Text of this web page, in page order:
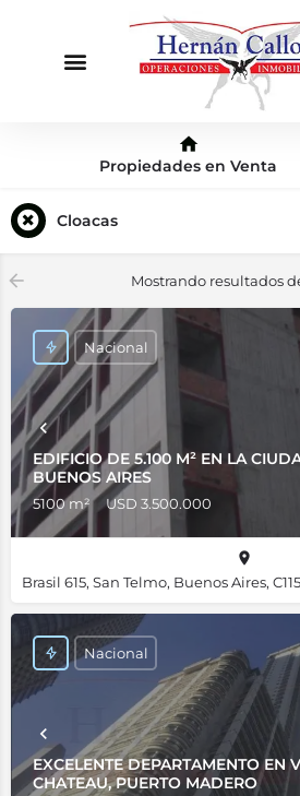
Propiedades en Venta
Cloacas
Mostrando resultados
EDIFICIO DE 5.100 M² EN LA
BUENOS AIRES
5100 m² USD 3.500.000
Nacional
EXCELENTE DEPARTAMENTO EN
CHATEAU, PUERTO MADERO
Nacional